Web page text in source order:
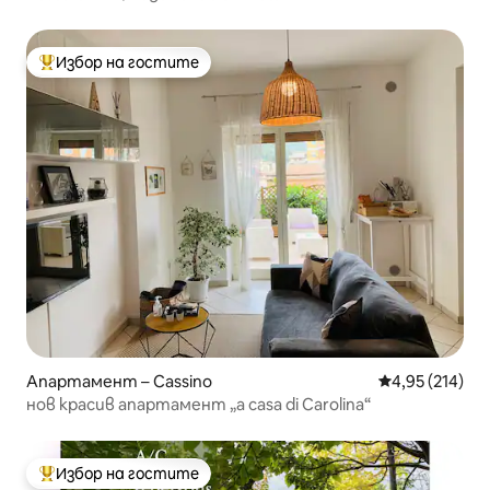
Най-популярен избор на гостите
Избор на гостите
Апартамент – Cassino Средна
4,95 (214)
нов красив апартамент „a casa di Carolina“
Най-популярен избор на гостите
Избор на гостите